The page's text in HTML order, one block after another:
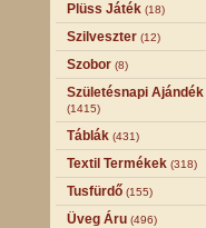
Plüss Játék (18)
Szilveszter (12)
Szobor (8)
Születésnapi Ajándék
(1415)
Táblák (431)
Textil Termékek (318)
Tusfürdő (155)
Üveg Áru (496)